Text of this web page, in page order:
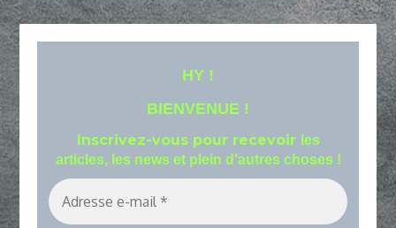
HY !
BIENVENUE !
Inscrivez-vous pour recevoir les
articles, les news et plein d'autres choses !